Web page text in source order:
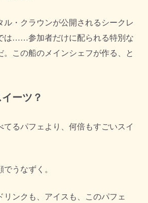
ル・クラウンが公開されるシークレ
は……参加者だけに配られる特別な
。この船のメインシェフが作る、と
ーツ？
てるパフェより、何倍もすごいスイ
うなずく。
ンクも、アイスも、このパフェ